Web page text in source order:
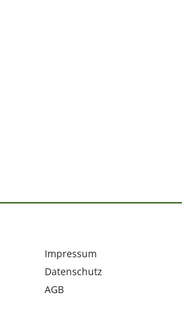
Impressum
Datenschutz
AGB